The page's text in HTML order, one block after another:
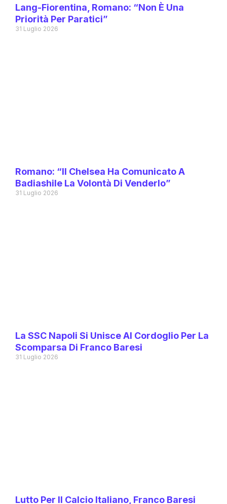
Lang-Fiorentina, Romano: “Non È Una
Priorità Per Paratici”
31 Luglio 2026
Romano: “Il Chelsea Ha Comunicato A
Badiashile La Volontà Di Venderlo”
31 Luglio 2026
La SSC Napoli Si Unisce Al Cordoglio Per La
Scomparsa Di Franco Baresi
31 Luglio 2026
Lutto Per Il Calcio Italiano, Franco Baresi